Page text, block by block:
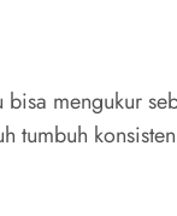
mengukur
tumbuh